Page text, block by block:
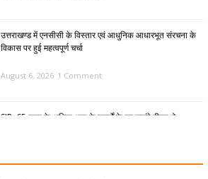
उत्तराखण्ड में एनसीसी के विस्तार एवं आधुनिक आधारभूत संरचना के
विकास पर हुई महत्वपूर्ण चर्चा
August 6, 2026 1 Comment
SIR: 65 साल के अधिक आयु के बुजुर्गों के घर जाएंगे बीएलओ